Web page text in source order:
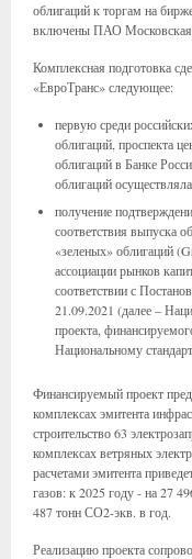
облигаций к торгам на
включены ПАО Московская
Комплексная подготовка
«ЕвроТранс» следующее:
первую среди
облигаций, проспекта
облигаций в Банке
облигаций
получение
соответствия выпуска
«зеленых» облигаций
ассоциации рынков
соответствии с
21.09.2021 (далее –
проекта,
Национальному
Финансируемый проект
комплексах эмитента
строительство 63
комплексах ветряных
расчетами эмитента
газов: к 2025 году - на 27
487 тонн СО2-экв. в год.
Реализацию проекта